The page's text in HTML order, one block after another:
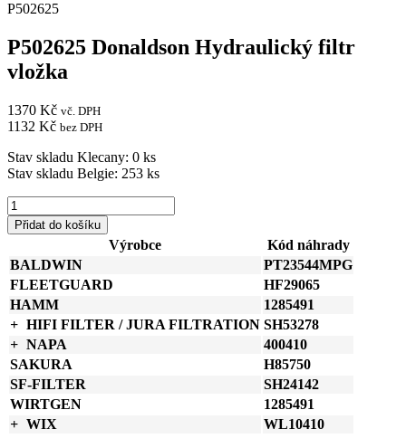
P502625
P502625 Donaldson Hydraulický filtr
vložka
1370 Kč vč. DPH
1132 Kč bez DPH
Stav skladu Klecany: 0 ks
Stav skladu Belgie: 253 ks
P502625
Donaldson
Hydraulický
vložka
množství
Přidat do košíku
Výrobce
Kód náhrady
BALDWIN
PT23544MPG
FLEETGUARD
HF29065
HAMM
1285491
HIFI FILTER / JURA FILTRATION SH53278
NAPA
400410
SAKURA
H85750
SF-FILTER
SH24142
WIRTGEN
1285491
WIX
WL10410